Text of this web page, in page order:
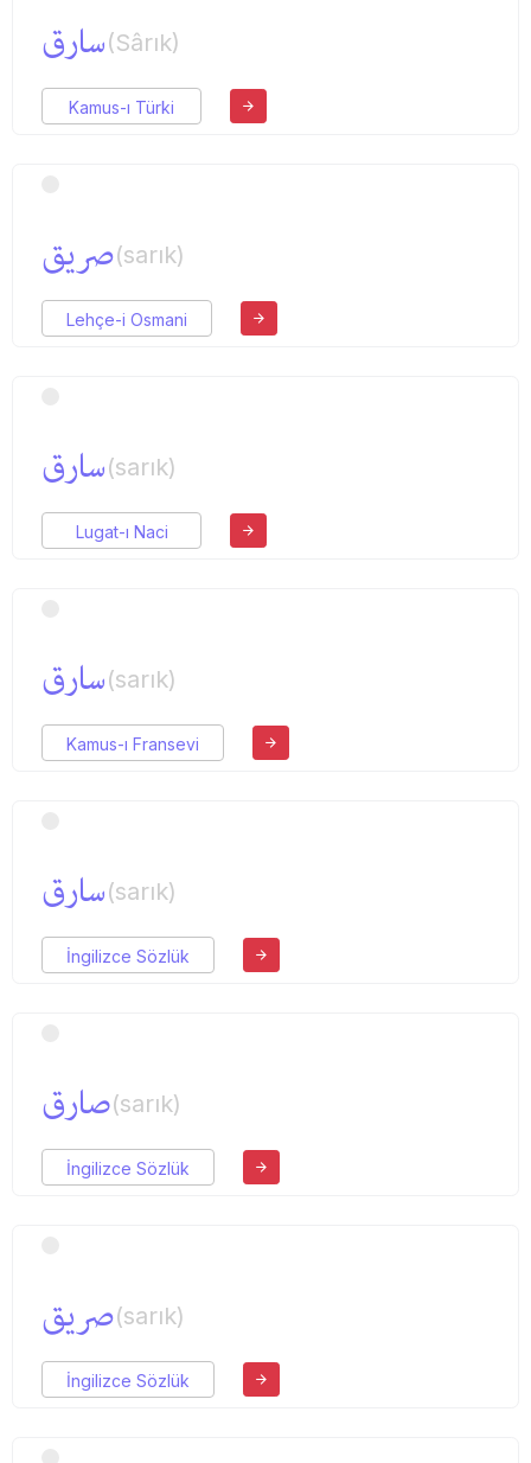
سارق(Sârık)
Kamus-ı Türki
صریق(sarık)
Lehçe-i Osmani
سارق(sarık)
Lugat-ı Naci
سارق(sarık)
Kamus-ı Fransevi
سارق(sarık)
İngilizce Sözlük
صارق(sarık)
İngilizce Sözlük
صریق(sarık)
İngilizce Sözlük